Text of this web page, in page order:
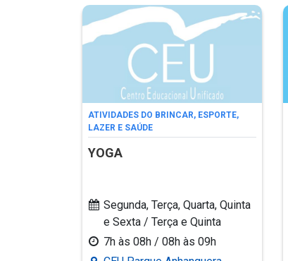
ATIVIDADES DO BRINCAR, ESPORTE,
LAZER E SAÚDE
YOGA
Segunda, Terça, Quarta, Quinta
e Sexta / Terça e Quinta
7h às 08h / 08h às 09h